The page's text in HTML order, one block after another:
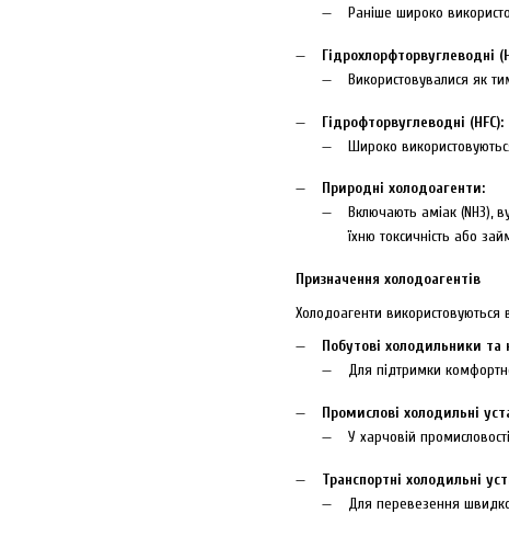
Раніше широко
Гідрохлорфторвуглеводні
Використовувалися як
Гідрофторвуглеводні (HFC):
Широко
Природні холодоагенти:
Включають аміак (NH3),
їхню токсичність або
Призначення холодоагентів
Холодоагенти використовуються
Побутові холодильники та
Для підтримки
Промислові холодильні
У харчовій
Транспортні холодильні
Для перевезення